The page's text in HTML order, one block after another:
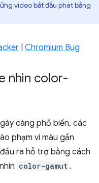
video bắt đầu phát bằng
Chromium Bug
nhìn color-
càng phổ biến, các
phạm vi màu gần
ra hỗ trợ bằng cách
color-gamut .